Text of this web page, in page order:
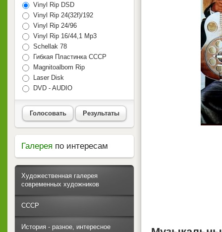
Vinyl Rip DSD
Vinyl Rip 24(32f)/192
Vinyl Rip 24/96
Vinyl Rip 16/44,1 Mp3
Schellak 78
Гибкая Пластинка СССР
Magnitoalbom Rip
Laser Disk
DVD - AUDIO
Голосовать Результаты
Галерея по интересам
Художественная галерея
современных художников
СССР
История - разное, интересное